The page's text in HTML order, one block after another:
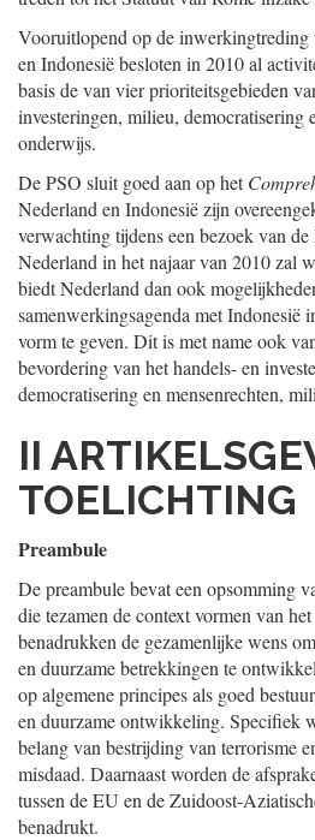
Vooruitlopend op de inwerkingtreding
en Indonesië besloten in 2010 al
basis de van vier prioriteitsgebieden
investeringen, milieu, democratisering
onderwijs.
De PSO sluit goed aan op het
Nederland en Indonesië zijn
verwachting tijdens een bezoek van
Nederland in het najaar van 2010 zal
biedt Nederland dan ook
samenwerkingsagenda met Indonesië
vorm te geven. Dit is met name ook
bevordering van het handels- en
democratisering en mensenrechten,
II
TOELICHTING
Preambule
De preambule bevat een opsomming
die tezamen de context vormen van
benadrukken de gezamenlijke wens
en duurzame betrekkingen te
op algemene principes als goed
en duurzame ontwikkeling. Specifiek
belang van bestrijding van terrorisme
misdaad. Daarnaast worden de
tussen de EU en de Zuidoost-
benadrukt.